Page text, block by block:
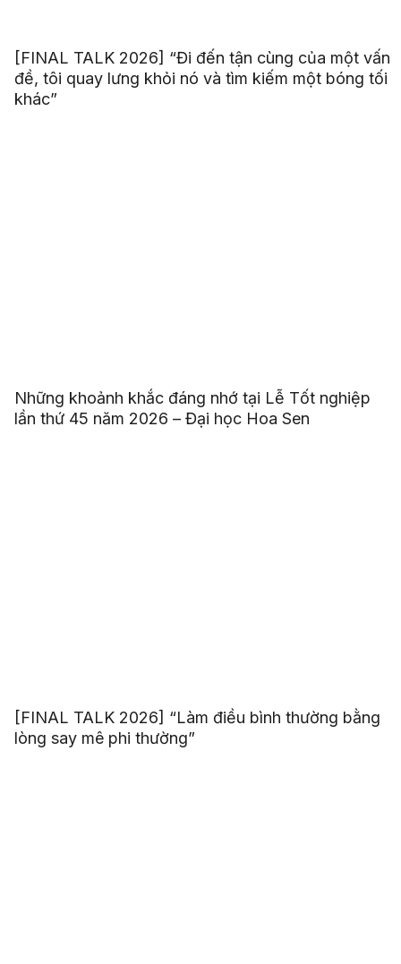
[FINAL TALK 2026] “Đi đến tận cùng của một vấn
đề, tôi quay lưng khỏi nó và tìm kiếm một bóng tối
khác”
Những khoảnh khắc đáng nhớ tại Lễ Tốt nghiệp
lần thứ 45 năm 2026 – Đại học Hoa Sen
[FINAL TALK 2026] “Làm điều bình thường bằng
lòng say mê phi thường”